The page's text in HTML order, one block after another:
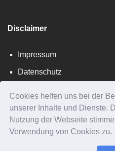
Cookies helfen uns bei der
unserer Inhalte und Dienste.
Nutzung der Webseite
Verwendung von Cookies zu.
Disclaimer
Impressum
Datenschutz